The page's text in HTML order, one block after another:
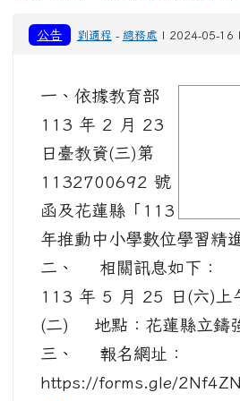
公告 劉適程 - 總務處 | 2024-05-16
一、依據教育部
113 年 2 月 23
日臺教資(三)第
1132700692 號
函及花蓮縣「113
年推動中小學數位學習精
二、 相關訊息如下
113 年 5 月 25 日(六)
(二) 地點：花蓮縣立鑄
三、 報名網址：
https://forms.gle/